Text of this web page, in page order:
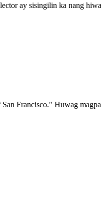
ay sisingilin ka nang
Francisco." Huwag